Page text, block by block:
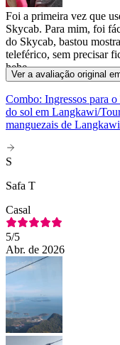
Foi a primeira vez que
Skycab. Para mim, foi
do Skycab, bastou
teleférico, sem precisar
hehe
Ver a avaliação original
Combo: Ingressos para
do sol em Langkawi/
manguezais de Langkawi
S
Safa T
Casal
5/5
Abr. de 2026